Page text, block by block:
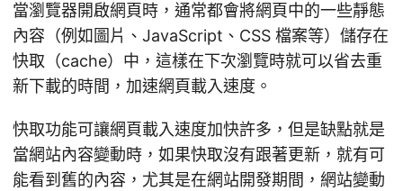
當瀏覽器開啟網頁時，通常都會將網頁中的一些靜態
內容（例如圖片、JavaScript、CSS 檔案等）儲存在
快取（cache）中，這樣在下次瀏覽時就可以省去重
新下載的時間，加速網頁載入速度。
快取功能可讓網頁載入速度加快許多，但是缺點就是
當網站內容變動時，如果快取沒有跟著更新，就有可
能看到舊的內容，尤其是在網站開發期間，網站變動